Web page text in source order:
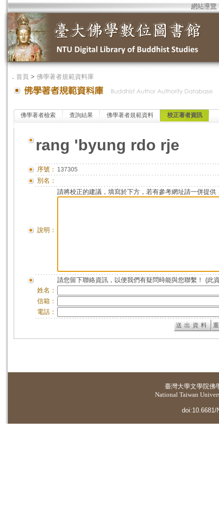
網站導覽
． 首頁 > 佛學著者規範資料庫
佛學著者檢索 查詢結果 佛學著者規範資料 校正著者資訊
rang 'byung rdo rje
序號： 137305
別名：
說明：
請將校正的建議，填寫於下方，若有參考網址請一併提供
請您留下聯絡資訊，以便我們有疑問時能與您聯繫！ (此
姓名：
信箱：
電話：
臺灣大學文學院佛
National Taiwan
doi:10.6681/